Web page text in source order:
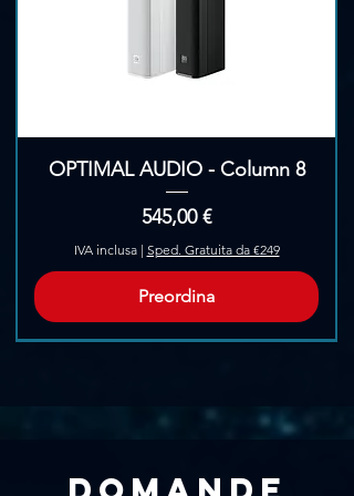
OPTIMAL AUDIO - Column 8
Prezzo
545,00 €
IVA inclusa| Sped. Gratuita da €249
Preordina